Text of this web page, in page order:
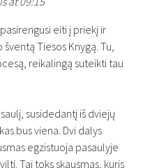
eiti į priekį ir
Tiesos Knygą. Tu,
reikalingą suteikti tau
susidedantį iš dviejų
bus viena. Dvi dalys
egzistuoja pasaulyje
Tai toks skausmas, kuris